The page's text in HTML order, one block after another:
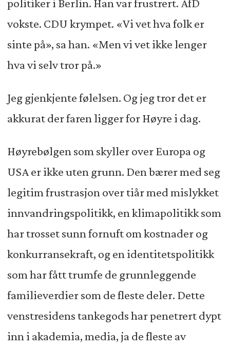
politiker i Berlin. Han var frustrert. AfD
vokste. CDU krympet. «Vi vet hva folk er
sinte på», sa han. «Men vi vet ikke lenger
hva vi selv tror på.»
Jeg gjenkjente følelsen. Og jeg tror det er
akkurat der faren ligger for Høyre i dag.
Høyrebølgen som skyller over Europa og
USA er ikke uten grunn. Den bærer med seg
legitim frustrasjon over tiår med mislykket
innvandringspolitikk, en klimapolitikk som
har trosset sunn fornuft om kostnader og
konkurransekraft, og en identitetspolitikk
som har fått trumfe de grunnleggende
familieverdier som de fleste deler. Dette
venstresidens tankegods har penetrert dypt
inn i akademia, media, ja de fleste av